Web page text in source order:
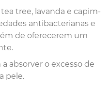
tree, lavanda e capim-
antibacterianas e
de oferecerem um
absorver o excesso de
pele.